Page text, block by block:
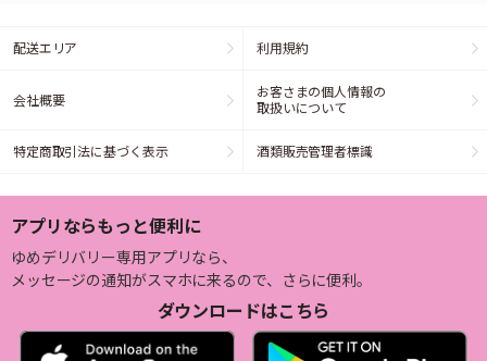
配送エリア 利用規約
会社概要
お客さまの個人情報の
取扱いについて
特定商取引法に基づく表示 酒類販売管理者標識
アプリならもっと便利に
ゆめデリバリー専用アプリなら、
メッセージの通知がスマホに来るので、さらに便利。
ダウンロードはこちら